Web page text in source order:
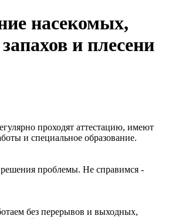
насекомых,
и плесени
проходят аттестацию, имеют
и специальное образование.
проблемы. Не справимся -
без перерывов и выходных,